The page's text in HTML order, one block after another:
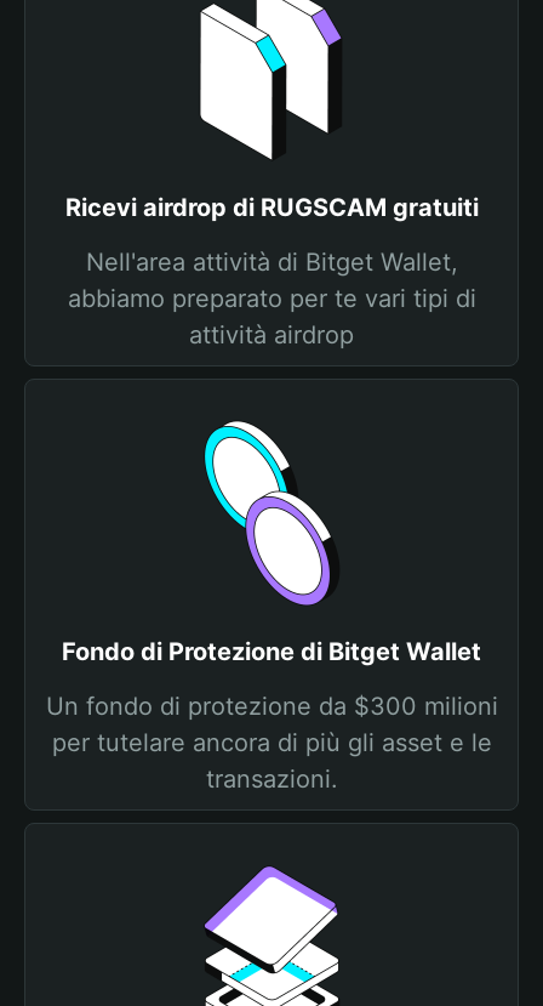
Ricevi airdrop di RUGSCAM gratuiti
Nell'area attività di Bitget Wallet,
abbiamo preparato per te vari tipi di
attività airdrop
Fondo di Protezione di Bitget Wallet
Un fondo di protezione da $300 milioni
per tutelare ancora di più gli asset e le
transazioni.